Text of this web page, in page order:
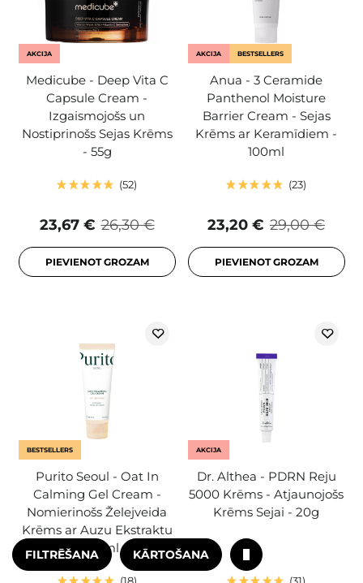
AKCIJA
Medicube - Deep Vita C
Capsule Cream -
Izgaismojošs un
Nostiprinošs Sejas Krēms
- 55g
52
26,30 €
23,67 €
PIEVIENOT GROZAM
AKCIJA BESTSELLERS
Anua - 3 Ceramide
Panthenol Moisture
Barrier Cream - Sejas
Krēms ar Keramīdiem -
100ml
23
29,00 €
23,20 €
PIEVIENOT GROZAM
BESTSELLERS
Purito Seoul - Oat In
Calming Gel Cream -
Nomierinošs Želejveida
Krēms ar Auzu Ekstraktu
- 100ml
AKCIJA
Dr. Althea - PDRN Reju
5000 Krēms - Atjaunojošs
Krēms Sejai - 20g
FILTRĒŠANA KĀRTOŠANA